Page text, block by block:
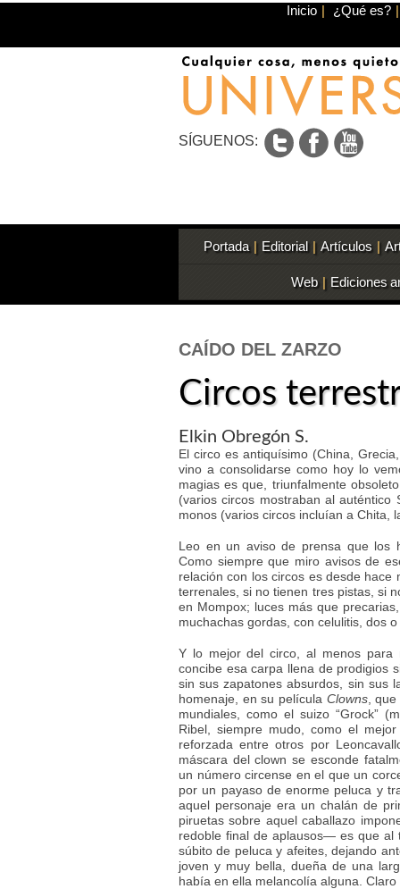
Inicio | ¿Qué es? |
SÍGUENOS:
Portada | Editorial | Artículos |
Web | Ediciones
CAÍDO DEL ZARZO
Circos
Elkin Obregón S.
El circo es antiquísimo (China,
vino a consolidarse como hoy lo
magias es que, triunfalmente
(varios circos mostraban al
monos (varios circos incluían a Chita,
Leo en un aviso de prensa que los
Como siempre que miro avisos de
relación con los circos es desde
terrenales, si no tienen tres pistas, si
en Mompox; luces más que
muchachas gordas, con celulitis, dos
Y lo mejor del circo, al menos
concibe esa carpa llena de prodigios
sin sus zapatones absurdos, sin sus
homenaje, en su película Clowns, que
mundiales, como el suizo “Grock”
Ribel, siempre mudo, como el
reforzada entre otros por
máscara del clown se esconde
un número circense en el que un
por un payaso de enorme peluca y
aquel personaje era un chalán de
piruetas sobre aquel caballazo
redoble final de aplausos— es que al
súbito de peluca y afeites, dejando
joven y muy bella, dueña de una
había en ella melancolía alguna.